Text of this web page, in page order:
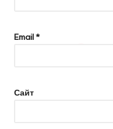
Email*
Сайт